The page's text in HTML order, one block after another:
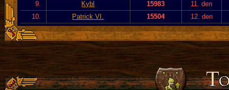
9.
Kybl 15983
11. den
10.
Patrick VI. 15504 12. den